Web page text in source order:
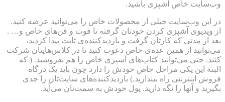
وب‌سایت خاص آشپزی باشید.
در این وب‌سایت خیلی از محصولات خاص را می‌توانید عرضه کنید.
از ویدیوی آشپزی کردن خودتان گرفته تا فوت و فن‌های خاص و… .
بعد از مدتی که کارتان گرفت و بازدیدکننده‌ی ثابت پیدا کردید،
می‌توانید از همین عده‌ی خاص دعوت کنید تا در کلاس‌هایتان شرکت
کنند. حتی می‌توانید کتاب‌های آشپزی خاص را هم بفروشید. ( که
البته این‌ یکی مراحل خاص خودش را دارد چون باید یک درگاه
فروش اینترنتی راه بیندازید.) بازدیدکننده‌های سایت‌تان را جدی
بگیرید و آنها را نگه دارید. پول خودش به سمت‌تان می‌‌آید.